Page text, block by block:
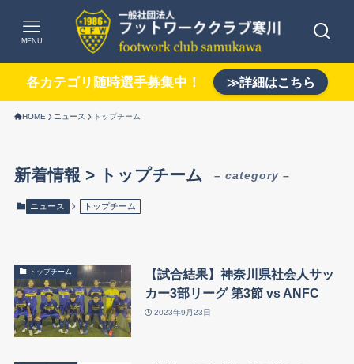
MENU
各カテゴリ随時選手募集中！ ≫詳細はこちら
HOME ニュース トップチーム
新着情報 > トップチーム – category –
ニュース トップチーム
トップチーム
【試合結果】神奈川県社会人サッ
カー3部リーグ 第3節 vs ANFC
2023年9月23日